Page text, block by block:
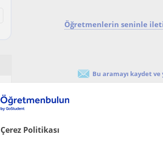
Çerez Politikası
Öğretmenlerin seninle
Bu aramayı kaydet
Online Cografya dersi veren